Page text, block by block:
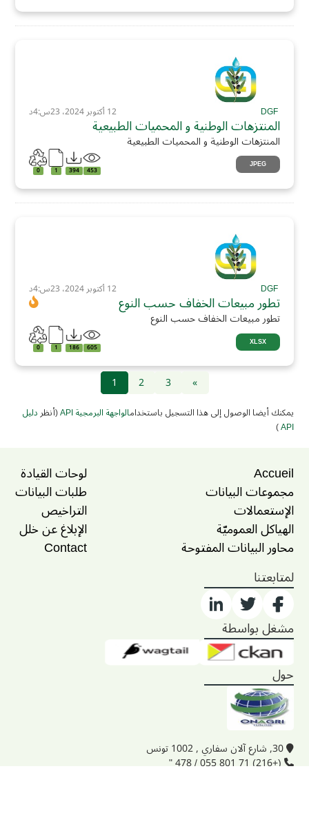
DGF 12 أكتوبر 2024، 23س:4د
المنتزهات الوطنية و المحميات الطبيعية
المنتزهات الوطنية و المحميات الطبيعية
JPEG
453
394
1
0
DGF 12 أكتوبر 2024، 23س:4د
تطور مبيعات الخفاف حسب النوع
تطور مبيعات الخفاف حسب النوع
XLSX
605
186
1
0
1 2 3 »
يمكنك أيضا الوصول إلى هذا التسجيل باستخدامالواجهة البرمجية API (أنظردليل
API
)
Accueil
مجموعات البيانات
الإستعمالات
الهياكل العموميّة
محاور البيانات المفتوحة
لوحات القيادة
طلبات البيانات
التراخيص
الإبلاغ عن خلل
Contact
لمتابعتنا
مشغل بواسطة
حول
30, شارع آلان سفاري , 1002 تونس
(+216) 71 801 055 / 478 "